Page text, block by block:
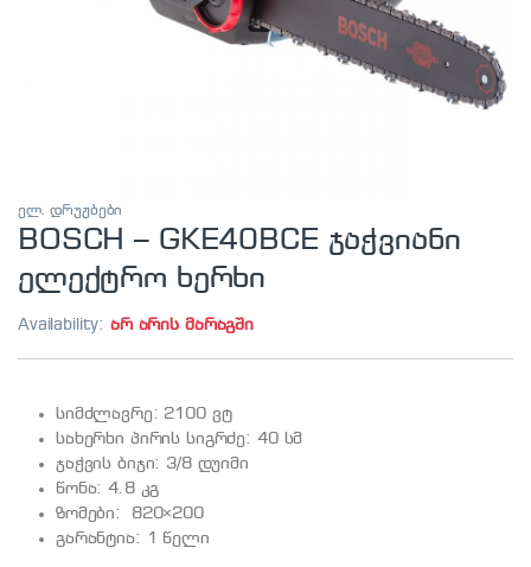
ელ. დრუჟბები
BOSCH – GKE40BCE ჯაჭვიანი
ელექტრო ხერხი
Availability:არ არის მარაგში
სიმძლავრე: 2100 ვტ
სახერხი პირის სიგრძე: 40 სმ
ჯაჭვის ბიჯი: 3/8 დუიმი
წონა: 4.8 კგ
ზომები: 820×200
გარანტია: 1 წელი